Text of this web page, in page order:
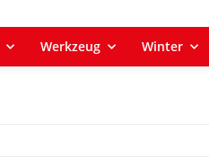
Werkzeug Winter